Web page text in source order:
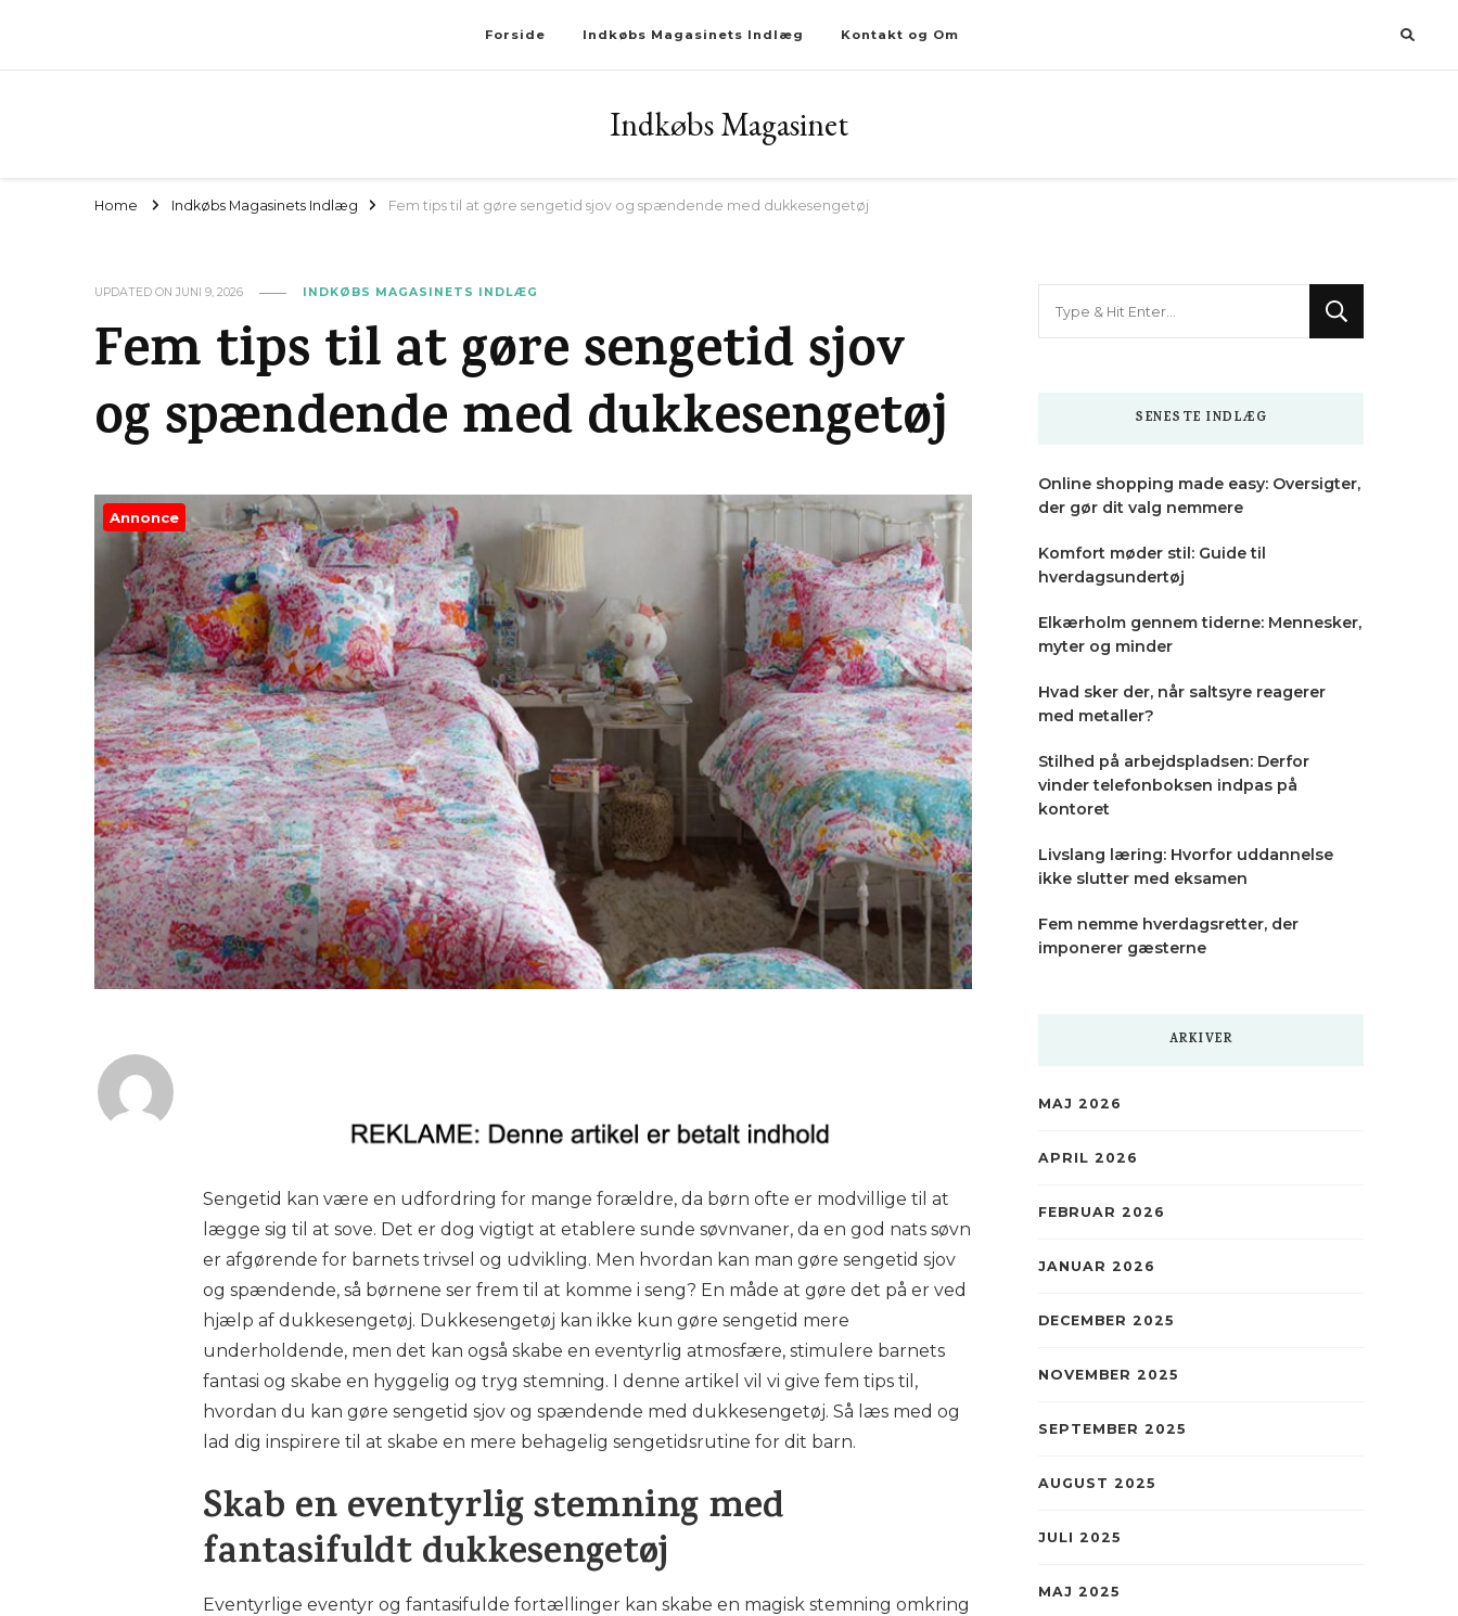
Forside Indkøbs Magasinets Indlæg Kontakt og Om
Indkøbs Magasinet
Home Indkøbs Magasinets Indlæg Fem tips til at gøre sengetid sjov og spændende med dukkesengetøj
UPDATED ON JUNI 9, 2026 INDKØBS MAGASINETS INDLÆG
Fem tips til at gøre sengetid sjov
og spændende med dukkesengetøj
Annonce
Sengetid kan være en udfordring for mange forældre, da børn ofte er modvillige til at
lægge sig til at sove. Det er dog vigtigt at etablere sunde søvnvaner, da en god nats søvn
er afgørende for barnets trivsel og udvikling. Men hvordan kan man gøre sengetid sjov
og spændende, så børnene ser frem til at komme i seng? En måde at gøre det på er ved
hjælp af dukkesengetøj. Dukkesengetøj kan ikke kun gøre sengetid mere
underholdende, men det kan også skabe en eventyrlig atmosfære, stimulere barnets
fantasi og skabe en hyggelig og tryg stemning. I denne artikel vil vi give fem tips til,
hvordan du kan gøre sengetid sjov og spændende med dukkesengetøj. Så læs med og
lad dig inspirere til at skabe en mere behagelig sengetidsrutine for dit barn.
Skab en eventyrlig stemning med
fantasifuldt dukkesengetøj
Eventyrlige eventyr og fantasifulde fortællinger kan skabe en magisk stemning omkring
SENESTE INDLÆG
Online shopping made easy: Oversigter,
der gør dit valg nemmere
Komfort møder stil: Guide til
hverdagsundertøj
Elkærholm gennem tiderne: Mennesker,
myter og minder
Hvad sker der, når saltsyre reagerer
med metaller?
Stilhed på arbejdspladsen: Derfor
vinder telefonboksen indpas på
kontoret
Livslang læring: Hvorfor uddannelse
ikke slutter med eksamen
Fem nemme hverdagsretter, der
imponerer gæsterne
ARKIVER
MAJ 2026
APRIL 2026
FEBRUAR 2026
JANUAR 2026
DECEMBER 2025
NOVEMBER 2025
SEPTEMBER 2025
AUGUST 2025
JULI 2025
MAJ 2025